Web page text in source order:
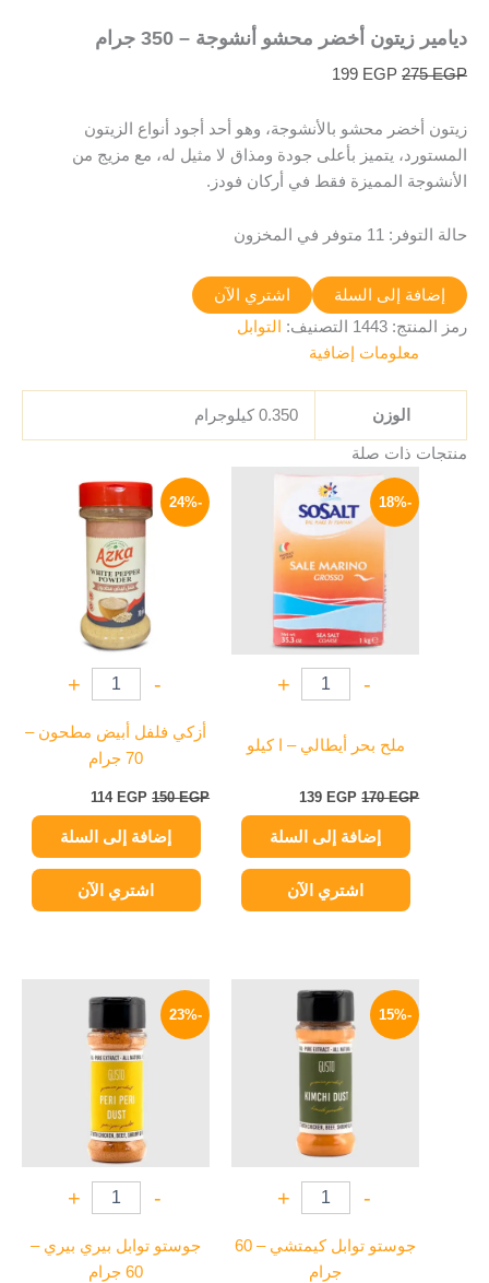
ديامير زيتون أخضر محشو أنشوجة – 350 جرام
275EGP
199 EGP
زيتون أخضر محشو بالأنشوجة، وهو أحد أجود أنواع الزيتون
المستورد، يتميز بأعلى جودة ومذاق لا مثيل له، مع مزيج من
الأنشوجة المميزة فقط في أركان فودز.
حالة التوفر: 11 متوفر في المخزون
إضافة إلى السلة
اشتري الآن
رمز المنتج: 1443 التصنيف:
التوابل
معلومات إضافية
الوزن 0.350 كيلوجرام
منتجات ذات صلة
-18%
-
+
ملح بحر أيطالي – ا كيلو
170EGP
السعر
الأصلي
هو:
170 EGP.
139 EGP
السعر
هو:
139 EGP.
إضافة إلى السلة
اشتري الآن
-24%
-
+
أزكي فلفل أبيض مطحون –
70 جرام
150EGP
الأصلي
هو:
150 EGP.
114 EGP
الحالي
هو:
إضافة إلى السلة
اشتري الآن
-15%
-
+
جوستو توابل كيمتشي – 60
جرام
السعر
هو:
100 EGP.
السعر
هو:
85 EGP.
-23%
-
+
جوستو توابل بيري بيري –
60 جرام
الأصلي
هو:
110 EGP.
الحالي
هو:
85 EGP.